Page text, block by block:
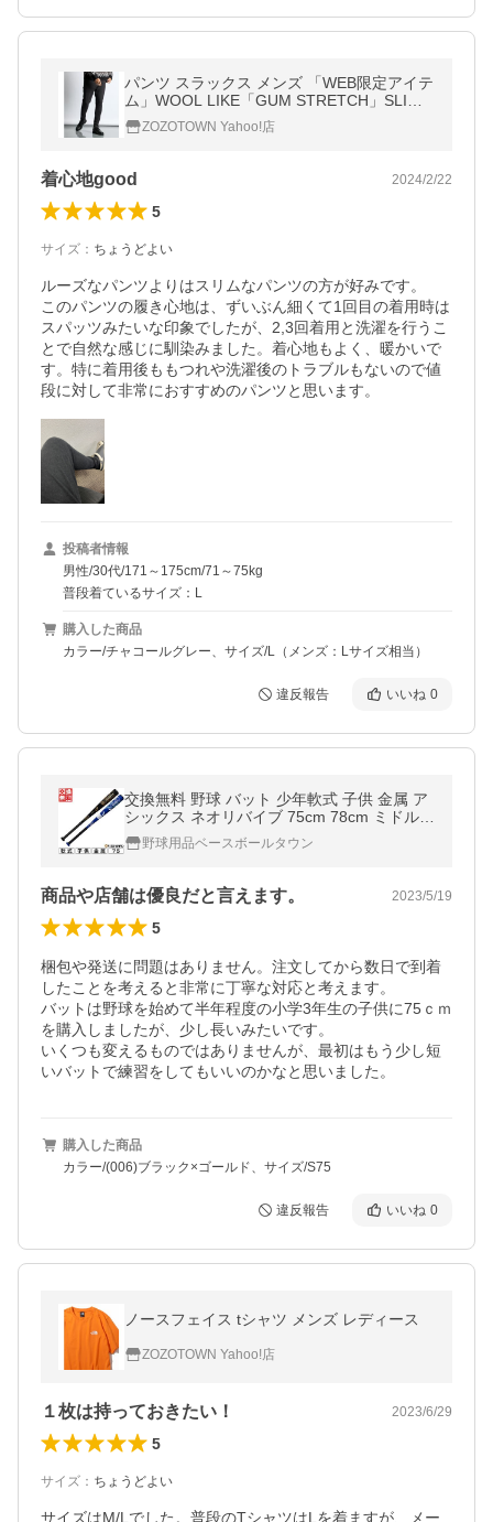
パンツ スラックス メンズ 「WEB限定アイテ
ム」WOOL LIKE「GUM STRETCH」SLIM T
ROUSERS：ウールフェイス「ガムストレッ
ZOZOTOWN Yahoo!店
着心地good 2024/2/22
5
サイズ ： ちょうどよい
ルーズなパンツよりはスリムなパンツの方が好みです。
このパンツの履き心地は、ずいぶん細くて1回目の着用時は
スパッツみたいな印象でしたが、2,3回着用と洗濯を行うこ
とで自然な感じに馴染みました。着心地もよく、暖かいで
す。特に着用後ももつれや洗濯後のトラブルもないので値
段に対して非常におすすめのパンツと思います。
投稿者情報
男性/30代/171～175cm/71～75kg
普段着ているサイズ：L
購入した商品
カラー/チャコールグレー、サイズ/L（メンズ：Lサイズ相当）
違反報告 いいね 0
交換無料 野球 バット 少年軟式 子供 金属 ア
シックス ネオリバイブ 75cm 78cm ミドルバ
ランス 3124A303 NEOREVIVE
野球用品ベースボールタウン
商品や店舗は優良だと言えます。 2023/5/19
5
梱包や発送に問題はありません。注文してから数日で到着
したことを考えると非常に丁寧な対応と考えます。
バットは野球を始めて半年程度の小学3年生の子供に75ｃｍ
を購入しましたが、少し長いみたいです。
いくつも変えるものではありませんが、最初はもう少し短
いバットで練習をしてもいいのかなと思いました。
購入した商品
カラー/(006)ブラック×ゴールド、サイズ/S75
違反報告 いいね 0
ノースフェイス tシャツ メンズ レディース
ZOZOTOWN Yahoo!店
１枚は持っておきたい！ 2023/6/29
5
サイズ ： ちょうどよい
サイズはM/Lでした。普段のTシャツはLを着ますが、メー